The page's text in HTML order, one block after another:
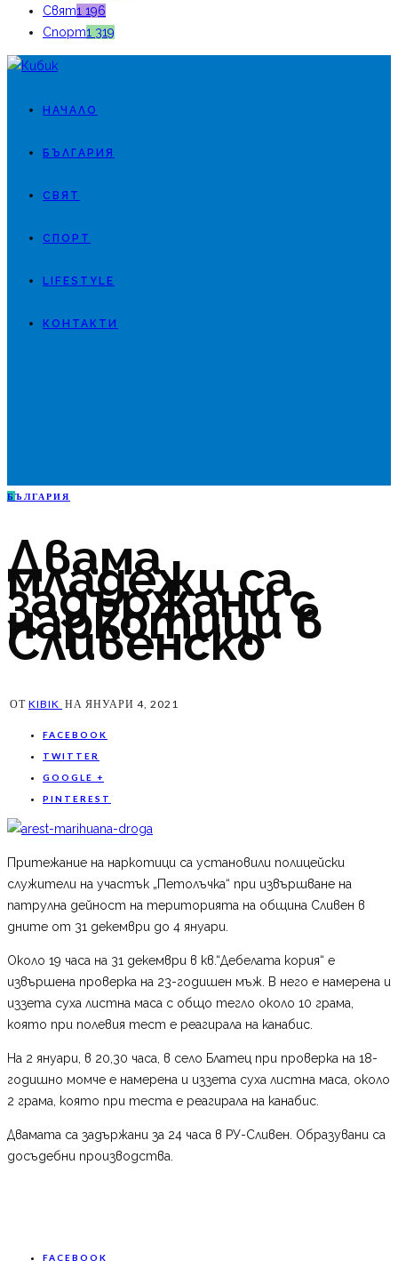
Свят1 196
Спорт1 319
НАЧАЛО
БЪЛГАРИЯ
СВЯТ
СПОРТ
LIFESTYLE
КОНТАКТИ
Б ЪЛГАРИЯ
Двама
младежи са
задържани с
наркотици в
Сливенско
ОТ KIBIK НА ЯНУАРИ 4, 2021
FACEBOOK
TWITTER
GOOGLE +
PINTEREST
Притежание на наркотици са установили полицейски
служители на участък „Петолъчка“ при извършване на
патрулна дейност на територията на община Сливен в
дните от 31 декември до 4 януари.
Около 19 часа на 31 декември в кв.“Дебелата кория“ е
извършена проверка на 23-годишен мъж. В него е намерена и
иззета суха листна маса с общо тегло около 10 грама,
която при полевия тест е реагирала на канабис.
На 2 януари, в 20,30 часа, в село Блатец при проверка на 18-
годишно момче е намерена и иззета суха листна маса, около
2 грама, която при теста е реагирала на канабис.
Двамата са задържани за 24 часа в РУ-Сливен. Образувани са
досъдебни производства.
FACEBOOK